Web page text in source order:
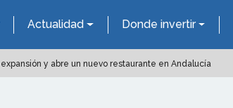
Actualidad Donde invertir
y abre un nuevo restaurante en Andalucía